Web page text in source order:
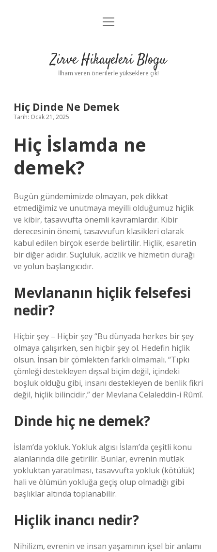
Anasayfa
Yasal Uyarı
menüyü
Zirve Hikayeleri Blogu
İlham veren önerilerle yükseklere çık!
Hiç Dinde Ne Demek
Tarih: Ocak 21, 2025
Hiç İslamda ne
demek?
Bugün gündemimizde olmayan, pek dikkat
etmediğimiz ve unutmaya meyilli olduğumuz hiçlik
ve kibir, tasavvufta önemli kavramlardır. Kibir
derecesinin önemi, tasavvufun klasikleri olarak
kabul edilen birçok eserde belirtilir. Hiçlik, esaretin
bir diğer adıdır. Suçluluk, acizlik ve hizmetin durağı
ve yolun başlangıcıdır.
Mevlananın hiçlik felsefesi
nedir?
Hiçbir şey – Hiçbir şey “Bu dünyada herkes bir şey
olmaya çalışırken, sen hiçbir şey ol. Hedefin hiçlik
olsun. İnsan bir çömlekten farklı olmamalı. “Tıpkı
çömleği destekleyen dışsal biçim değil, içindeki
boşluk olduğu gibi, insanı destekleyen de benlik fikri
değil, hiçlik bilincidir,” der Mevlana Celaleddin-i Rûmî.
Dinde hiç ne demek?
İslam’da yokluk. Yokluk algısı İslam’da çeşitli konu
alanlarında dile getirilir. Bunlar, evrenin mutlak
yokluktan yaratılması, tasavvufta yokluk (kötülük)
hali ve ölümün yokluğa geçiş olup olmadığı gibi
başlıklar altında toplanabilir.
Hiçlik inancı nedir?
Nihilizm, evrenin ve insan yaşamının içsel bir anlamı